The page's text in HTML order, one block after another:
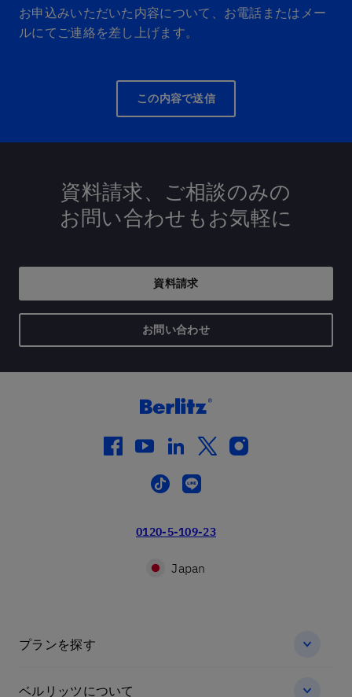
お申込みいただいた内容について、お電話またはメー
ルにてご連絡を差し上げます。
この内容で送信
資料請求、ご相談のみの
お問い合わせもお気軽に
資料請求
お問い合わせ
facebook
youtube
linkedin
twitterinstagram
tiktok
line
0120-5-109-23
Japan
プランを探す
ベルリッツについて